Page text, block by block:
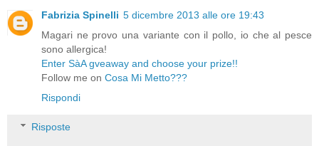
Fabrizia Spinelli 5 dicembre 2013 alle ore 19:43
Magari ne provo una variante con il pollo, io che al pesce
sono allergica!
Enter SàA gveaway and choose your prize!!
Follow me on Cosa Mi Metto???
Rispondi
Risposte